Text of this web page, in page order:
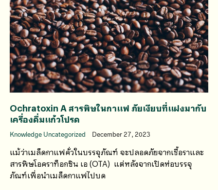
Ochratoxin A สารพิษในกาแฟ ภัยเงียบที่แฝงมากับ
เครื่องดื่มแก้วโปรด
Knowledge Uncategorized December 27, 2023
แม้ว่าเมล็ดกาแฟคั่วในบรรจุภัณฑ์ จะปลอดภัยจากเชื้อราและ
สารพิษโอคราท็อกซิน เอ (OTA) แต่หลังจากเปิดห่อบรรจุ
ภัณฑ์เพื่อนำเมล็ดกาแฟไปบด